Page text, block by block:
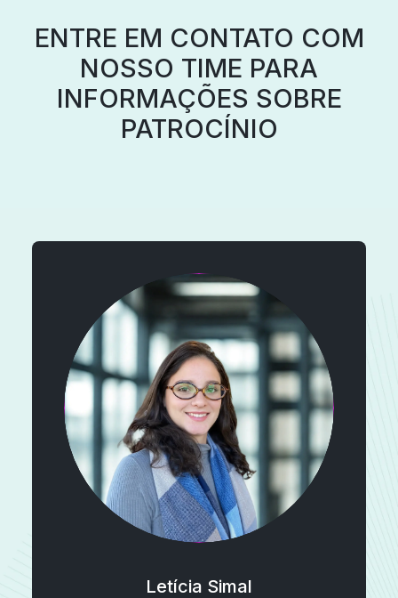
ENTRE EM CONTATO COM
NOSSO TIME PARA
INFORMAÇÕES SOBRE
PATROCÍNIO
Letícia Simal